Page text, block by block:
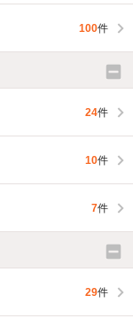
100件
24件
10件
7件
29件